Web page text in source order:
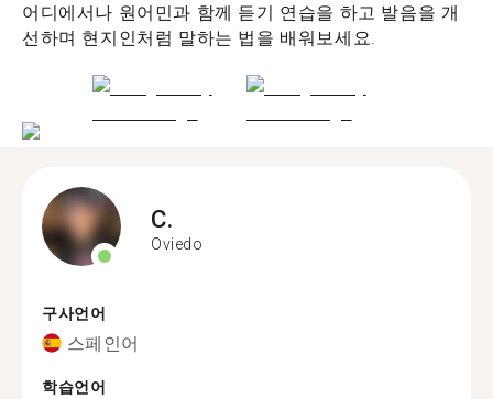
어디에서나 원어민과 함께 듣기 연습을 하고 발음을 개
선하며 현지인처럼 말하는 법을 배워보세요.
C.
Oviedo
구사언어
스페인어
학습언어